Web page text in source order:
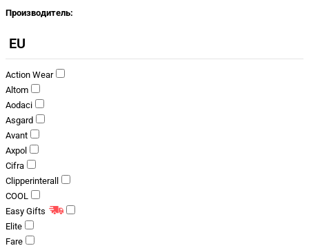
Производитель:
EU
Action Wear
Altom
Aodaci
Asgard
Avant
Axpol
Cifra
Clipperinterall
COOL
Easy Gifts
Elite
Fare